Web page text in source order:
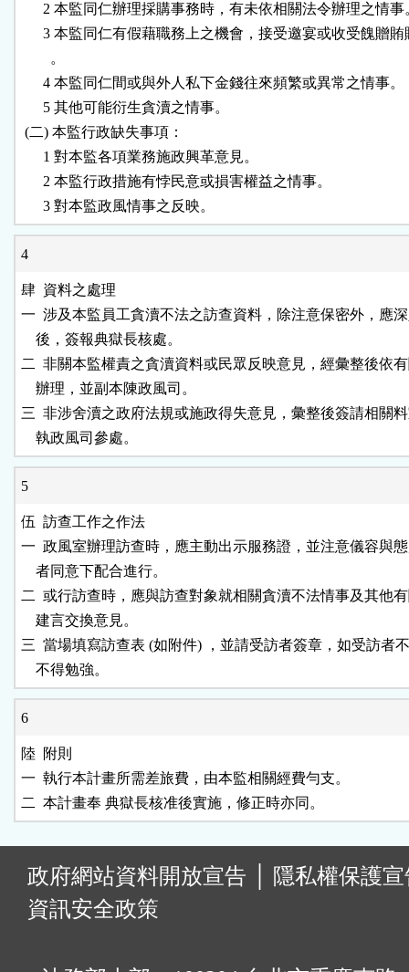
2 本監同仁辦理採購事務時，有未依相關法令辦理之情事
3 本監同仁有假藉職務上之機會，接受邀宴或收受餽贈
        。
      4 本監同仁間或與外人私下金錢往來頻繁或異常之情事。
      5 其他可能衍生貪瀆之情事。
(二) 本監行政缺失事項：
      1 對本監各項業務施政興革意見。
      2 本監行政措施有悖民意或損害權益之情事。
4
肆  資料之處理
一  涉及本監員工貪瀆不法之訪查資料，除注意保密外，應
    後，簽報典獄長核處。
二  非關本監權責之貪瀆資料或民眾反映意見，經彙整後依
    辦理，並副本陳政風司。
三  非涉舍瀆之政府法規或施政得失意見，彙整後簽請相關
5
伍  訪查工作之作法
一  政風室辦理訪查時，應主動出示服務證，並注意儀容與
    者同意下配合進行。
二  或行訪查時，應與訪查對象就相關貪瀆不法情事及其他
    建言交換意見。
三  當場填寫訪查表 (如附件) ，並請受訪者簽章，如受訪者
6
陸  附則
一  執行本計畫所需差旅費，由本監相關經費勻支。
政府網站資料開放宣告
隱私權保護
資訊安全政策